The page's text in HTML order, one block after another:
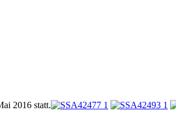
2016 statt.